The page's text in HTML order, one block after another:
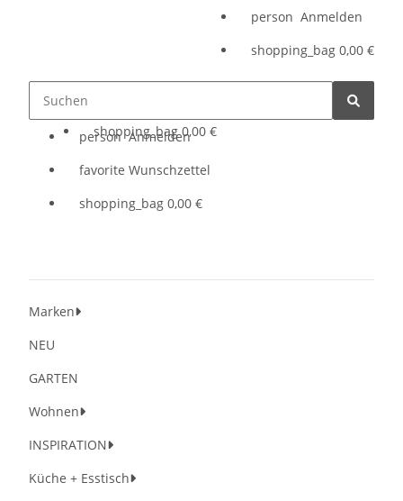
person Anmelden
shopping_bag 0,00 €
shopping_bag 0,00 €
person Anmelden
favorite Wunschzettel
shopping_bag 0,00 €
Marken
NEU
GARTEN
Wohnen
INSPIRATION
Küche + Esstisch